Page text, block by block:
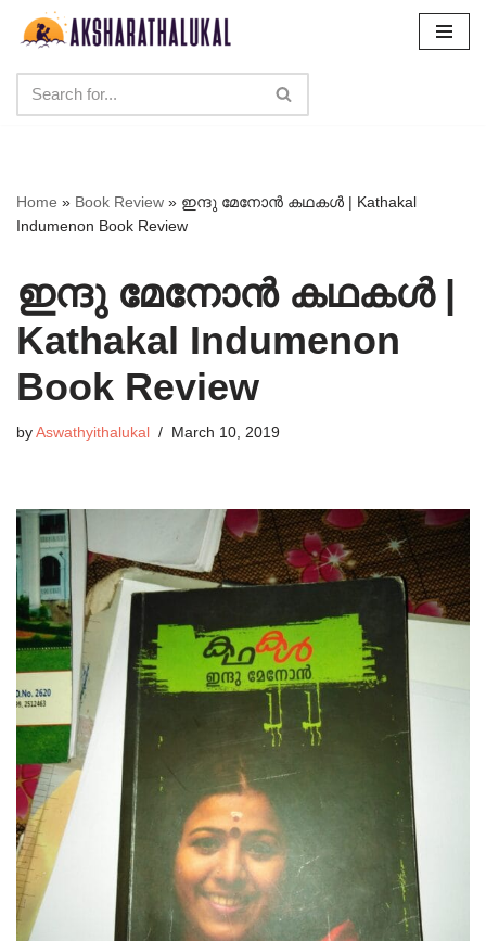
content
Home » Book Review » ഇന്ദു മേനോൻ കഥകൾ | Kathakal
Indumenon Book Review
ഇന്ദു മേനോൻ കഥകൾ |
Kathakal Indumenon
Book Review
by Aswathyithalukal March 10, 2019